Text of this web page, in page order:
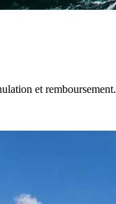
et remboursement.